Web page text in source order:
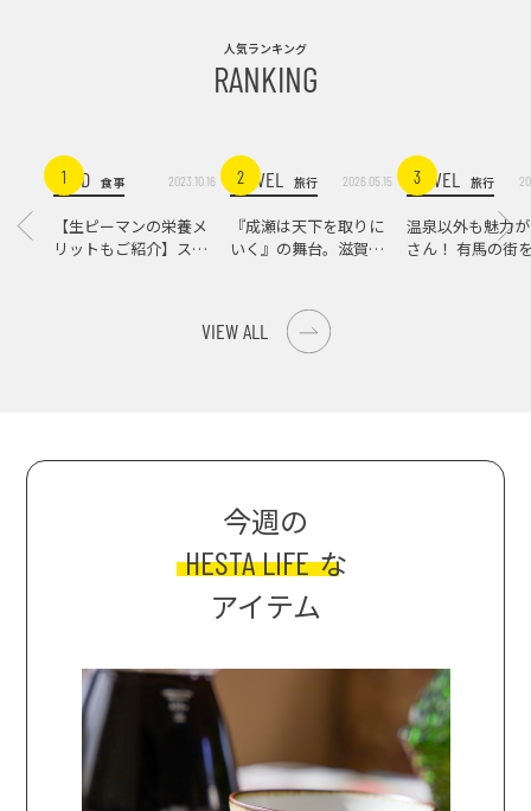
人気ランキング
RANKING
1FOOD 食事 2023.10.16
【生ピーマンの栄養メ
リットもご紹介】スパ
2
TRAVEL 旅行 2026.05.15
『成瀬は天下を取りに
いく』の舞台。滋賀県
3
TRAVEL 旅行
温泉以外も魅力
さん！ 有馬の街
VIEW ALL
今週の
HESTA LIFE な
アイテム